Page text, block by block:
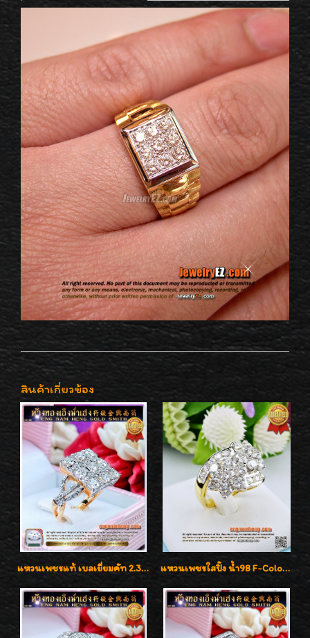
สินค้าเกี่ยวข้อง
แหวนเพชรแท้ เบลเยี่ยมคัท 2.39 กะรัต น้ำ 98 F-Color/VVS ดีไซน์หน้ากว้างหรูเต็มนิ้ว แหวนเพชรใสปิ๊ง น้ำ98 F-Color/VVS1 น้ำหนักเพชรรวม 2.56 กะรัต ใส่เต็มนิ้วเพชรเป็นน้ำเป็นเนื้อสวยมากๆค่ะ